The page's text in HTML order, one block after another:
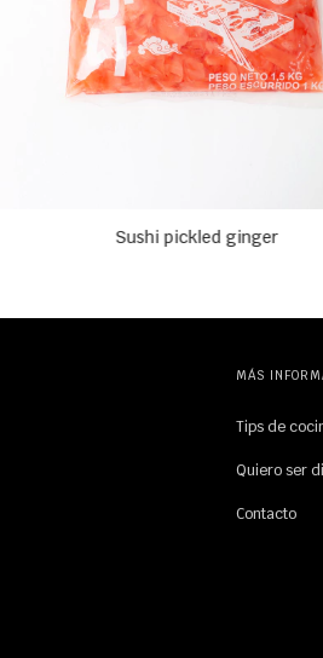
Sushi pickled ginger
MÁS
Tips de
Quiero ser
Contacto